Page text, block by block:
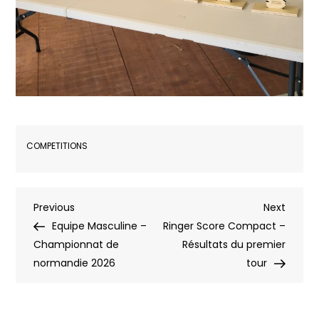
COMPETITIONS
Navigation
de
Previous
Post
Previous
Equipe Masculine –
Championnat de
normandie 2026
Next
Post
Next
Ringer Score Compact –
Résultats du premier
tour